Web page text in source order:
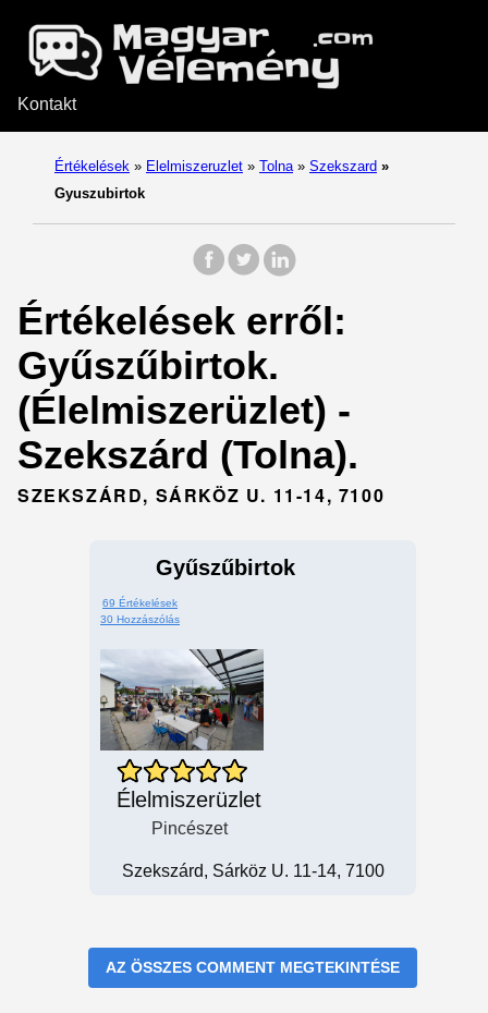
Kontakt
Értékelések » Elelmiszeruzlet » Tolna » Szekszard »
Gyuszubirtok
Értékelések erről:
Gyűszűbirtok.
(Élelmiszerüzlet) -
Szekszárd (Tolna).
SZEKSZÁRD, SÁRKÖZ U. 11-14, 7100
Gyűszűbirtok
69 Értékelések
30 Hozzászólás
Élelmiszerüzlet
Pincészet
Szekszárd, Sárköz U. 11-14, 7100
AZ ÖSSZES COMMENT MEGTEKINTÉSE